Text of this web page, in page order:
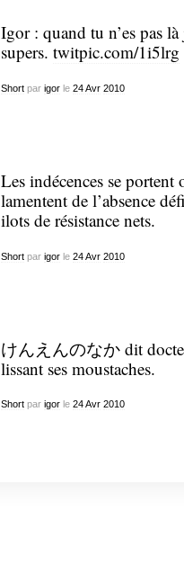
Igor : quand tu n’es pas
supers. twitpic.com/1i5lrg
Shortpar igorle 24 Avr 2010
Les indécences se portent
lamentent de l’absence
ilots de résistance nets.
Shortpar igorle 24 Avr 2010
けんえんのなか dit
lissant ses moustaches.
Shortpar igorle 24 Avr 2010